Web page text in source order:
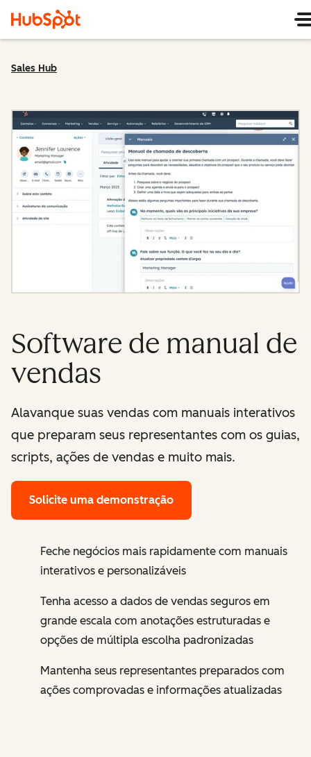
Sales Hub
Software de manual de
vendas
Alavanque suas vendas com manuais interativos
que preparam seus representantes com os guias,
scripts, ações de vendas e muito mais.
Solicite uma demonstração
Feche negócios mais rapidamente com manuais
interativos e personalizáveis
Tenha acesso a dados de vendas seguros em
grande escala com anotações estruturadas e
opções de múltipla escolha padronizadas
Mantenha seus representantes preparados com
ações comprovadas e informações atualizadas